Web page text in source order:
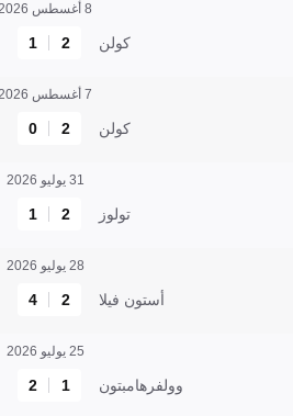
8 أغسطس 2026
كولن 2
1
7 أغسطس 2026
كولن 2
0
31 يوليو 2026
تولوز 2
1
28 يوليو 2026
أستون فيلا 2
4
25 يوليو 2026
وولفرهامبتون 1
2